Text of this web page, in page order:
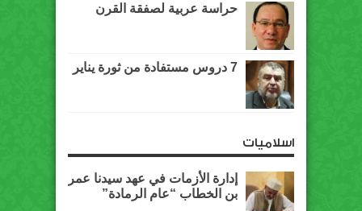
حراسة عربية لصفقة القرن
7 دروس مستفادة من ثورة يناير
اسلاميات
إدارة الأزمات في عهد سيدنا عمر
بن الخطاب “عام الرمادة”